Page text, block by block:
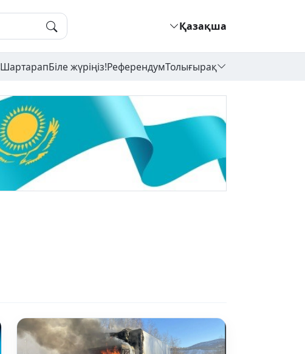
Қазақша
ШартарапБіле жүріңіз!РеферендумТолығырақ